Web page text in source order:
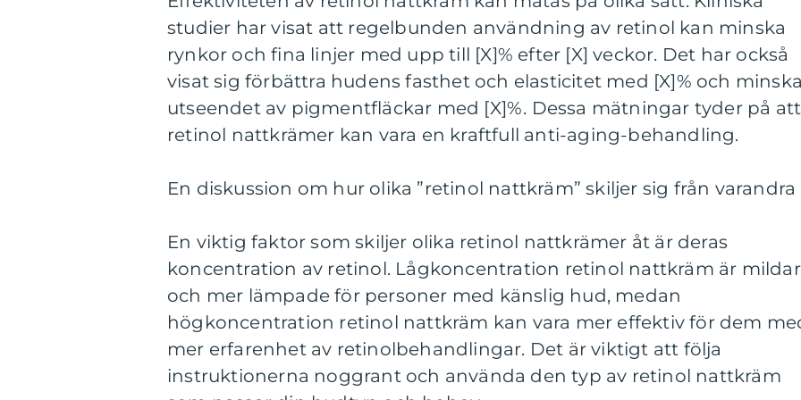
studier har visat att regelbunden användning av retinol kan minska
rynkor och fina linjer med upp till [X]% efter [X] veckor. Det har också
visat sig förbättra hudens fasthet och elasticitet med [X]% och minska
utseendet av pigmentfläckar med [X]%. Dessa mätningar tyder på att
retinol nattkrämer kan vara en kraftfull anti-aging-behandling.
En diskussion om hur olika ”retinol nattkräm” skiljer sig från varandra
En viktig faktor som skiljer olika retinol nattkrämer åt är deras
koncentration av retinol. Lågkoncentration retinol nattkräm är
och mer lämpade för personer med känslig hud, medan
högkoncentration retinol nattkräm kan vara mer effektiv för dem
mer erfarenhet av retinolbehandlingar. Det är viktigt att följa
instruktionerna noggrant och använda den typ av retinol nattkräm